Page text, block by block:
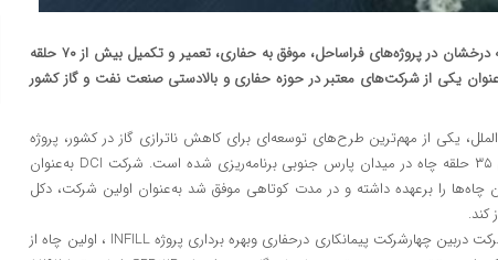
شرکت DCI با تکیه بر توان فنی، تخصص مهندسی و سابقه درخشان در پروژه‌های فراساحل، موفق به حفاری، تعمیر و تکمیل بیش از ۷۰ حلقه
خود را به‌عنوان یکی از شرکت‌های معتبر در حوزه حفاری و بالادستی صنعت نفت و گاز کشور
یکی از مهم‌ترین طرح‌های توسعه‌ای برای کاهش ناترازی گاز در کشور، پروژه
حفاری درون‌میدانی یا INFILL است که در قالب آن حفاری ۳۵ حلقه چاه در میدان پارس جنوبی برنامه‌ریزی شده است. شرکت DCI به‌عنوان
اصلی این پروژه، حفاری ۹ حلقه از این چاه‌ها را برعهده داشته و در مدت کوتاهی موفق شد به‌عنوان اولین شرکت، دکل
کند.
این شرکت با برنامه‌ریزی دقیق، توانست بعنوان نخستین شرکت دربین چهارشرکت پیمانکاری درحفاری وبهره برداری پروژه INFILL ، اولین چاه از